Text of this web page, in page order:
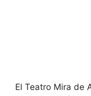
El Teatro Mira de